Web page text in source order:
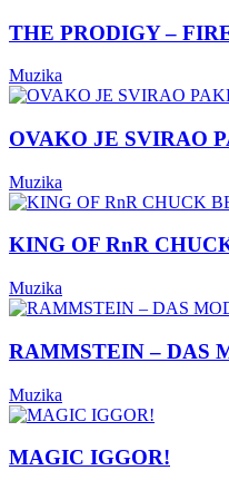
THE PRODIGY –
Muzika
OVAKO JE SVIRAO
Muzika
KING OF RnR
Muzika
RAMMSTEIN – DAS
Muzika
MAGIC IGGOR!